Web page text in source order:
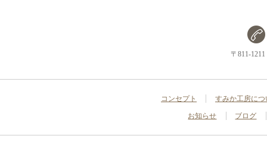
〒811-
コンセプト すみか工房につ
お知らせ ブログ